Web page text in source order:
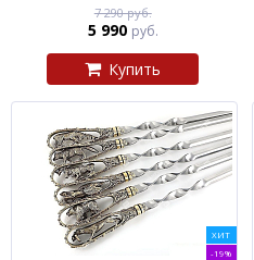
7 290 руб.
5 990 руб.
Купить
ХИТ
-19%